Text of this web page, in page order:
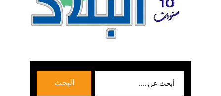
البحث